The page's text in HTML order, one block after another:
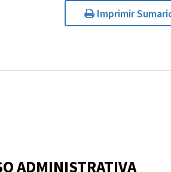
Imprimir
ADMINISTRATIVA